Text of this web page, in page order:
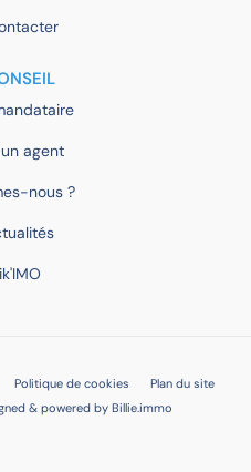
agent
nous ?
Politique de cookies
Plan du site
& powered by Billie.immo